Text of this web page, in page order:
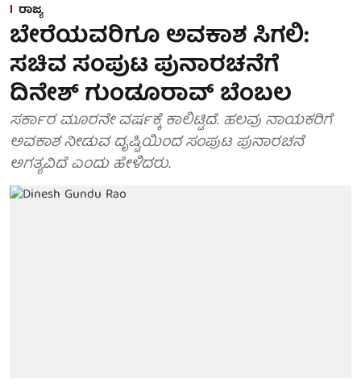
ರಾಜ್ಯ
ಬೇರೆಯವರಿಗೂ ಅವಕಾಶ ಸಿಗಲಿ:
ಸಚಿವ ಸಂಪುಟ ಪುನಾರಚನೆಗೆ
ದಿನೇಶ್ ಗುಂಡೂರಾವ್ ಬೆಂಬಲ
ಸರ್ಕಾರ ಮೂರನೇ ವರ್ಷಕ್ಕೆ ಕಾಲಿಟ್ಟಿದೆ. ಹಲವು ನಾಯಕರಿಗೆ
ಅವಕಾಶ ನೀಡುವ ದೃಷ್ಟಿಯಿಂದ ಸಂಪುಟ ಪುನಾರಚನೆ
ಅಗತ್ಯವಿದೆ ಎಂದು ಹೇಳಿದರು.